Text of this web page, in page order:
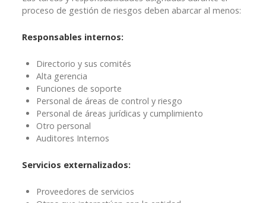
proceso de gestión de riesgos deben abarcar al menos:
Responsables internos:
Directorio y sus comités
Alta gerencia
Funciones de soporte
Personal de áreas de control y riesgo
Personal de áreas jurídicas y cumplimiento
Otro personal
Auditores Internos
Servicios externalizados:
Proveedores de servicios